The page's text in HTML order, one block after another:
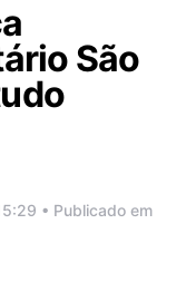
São
• Publicado em